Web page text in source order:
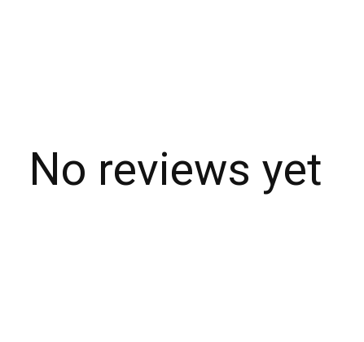
No reviews yet